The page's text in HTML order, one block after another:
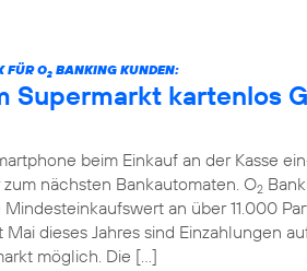
O 2 BANKING KUNDEN:
Supermarkt kartenlos
beim Einkauf an der Kasse
nächsten Bankautomaten. O2
an über 11.000
Mai dieses Jahres sind Einzahlungen
möglich. Die […]